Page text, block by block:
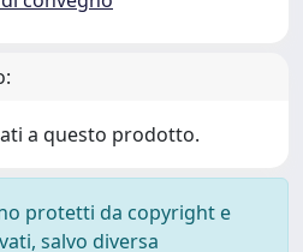
a questo prodotto.
protetti da copyright e
salvo diversa